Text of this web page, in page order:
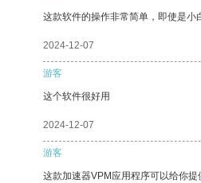
这款软件的操作非常简单，即使是小
2024-12-07
游客
这个软件很好用
2024-12-07
游客
这款加速器VPM应用程序可以给你提